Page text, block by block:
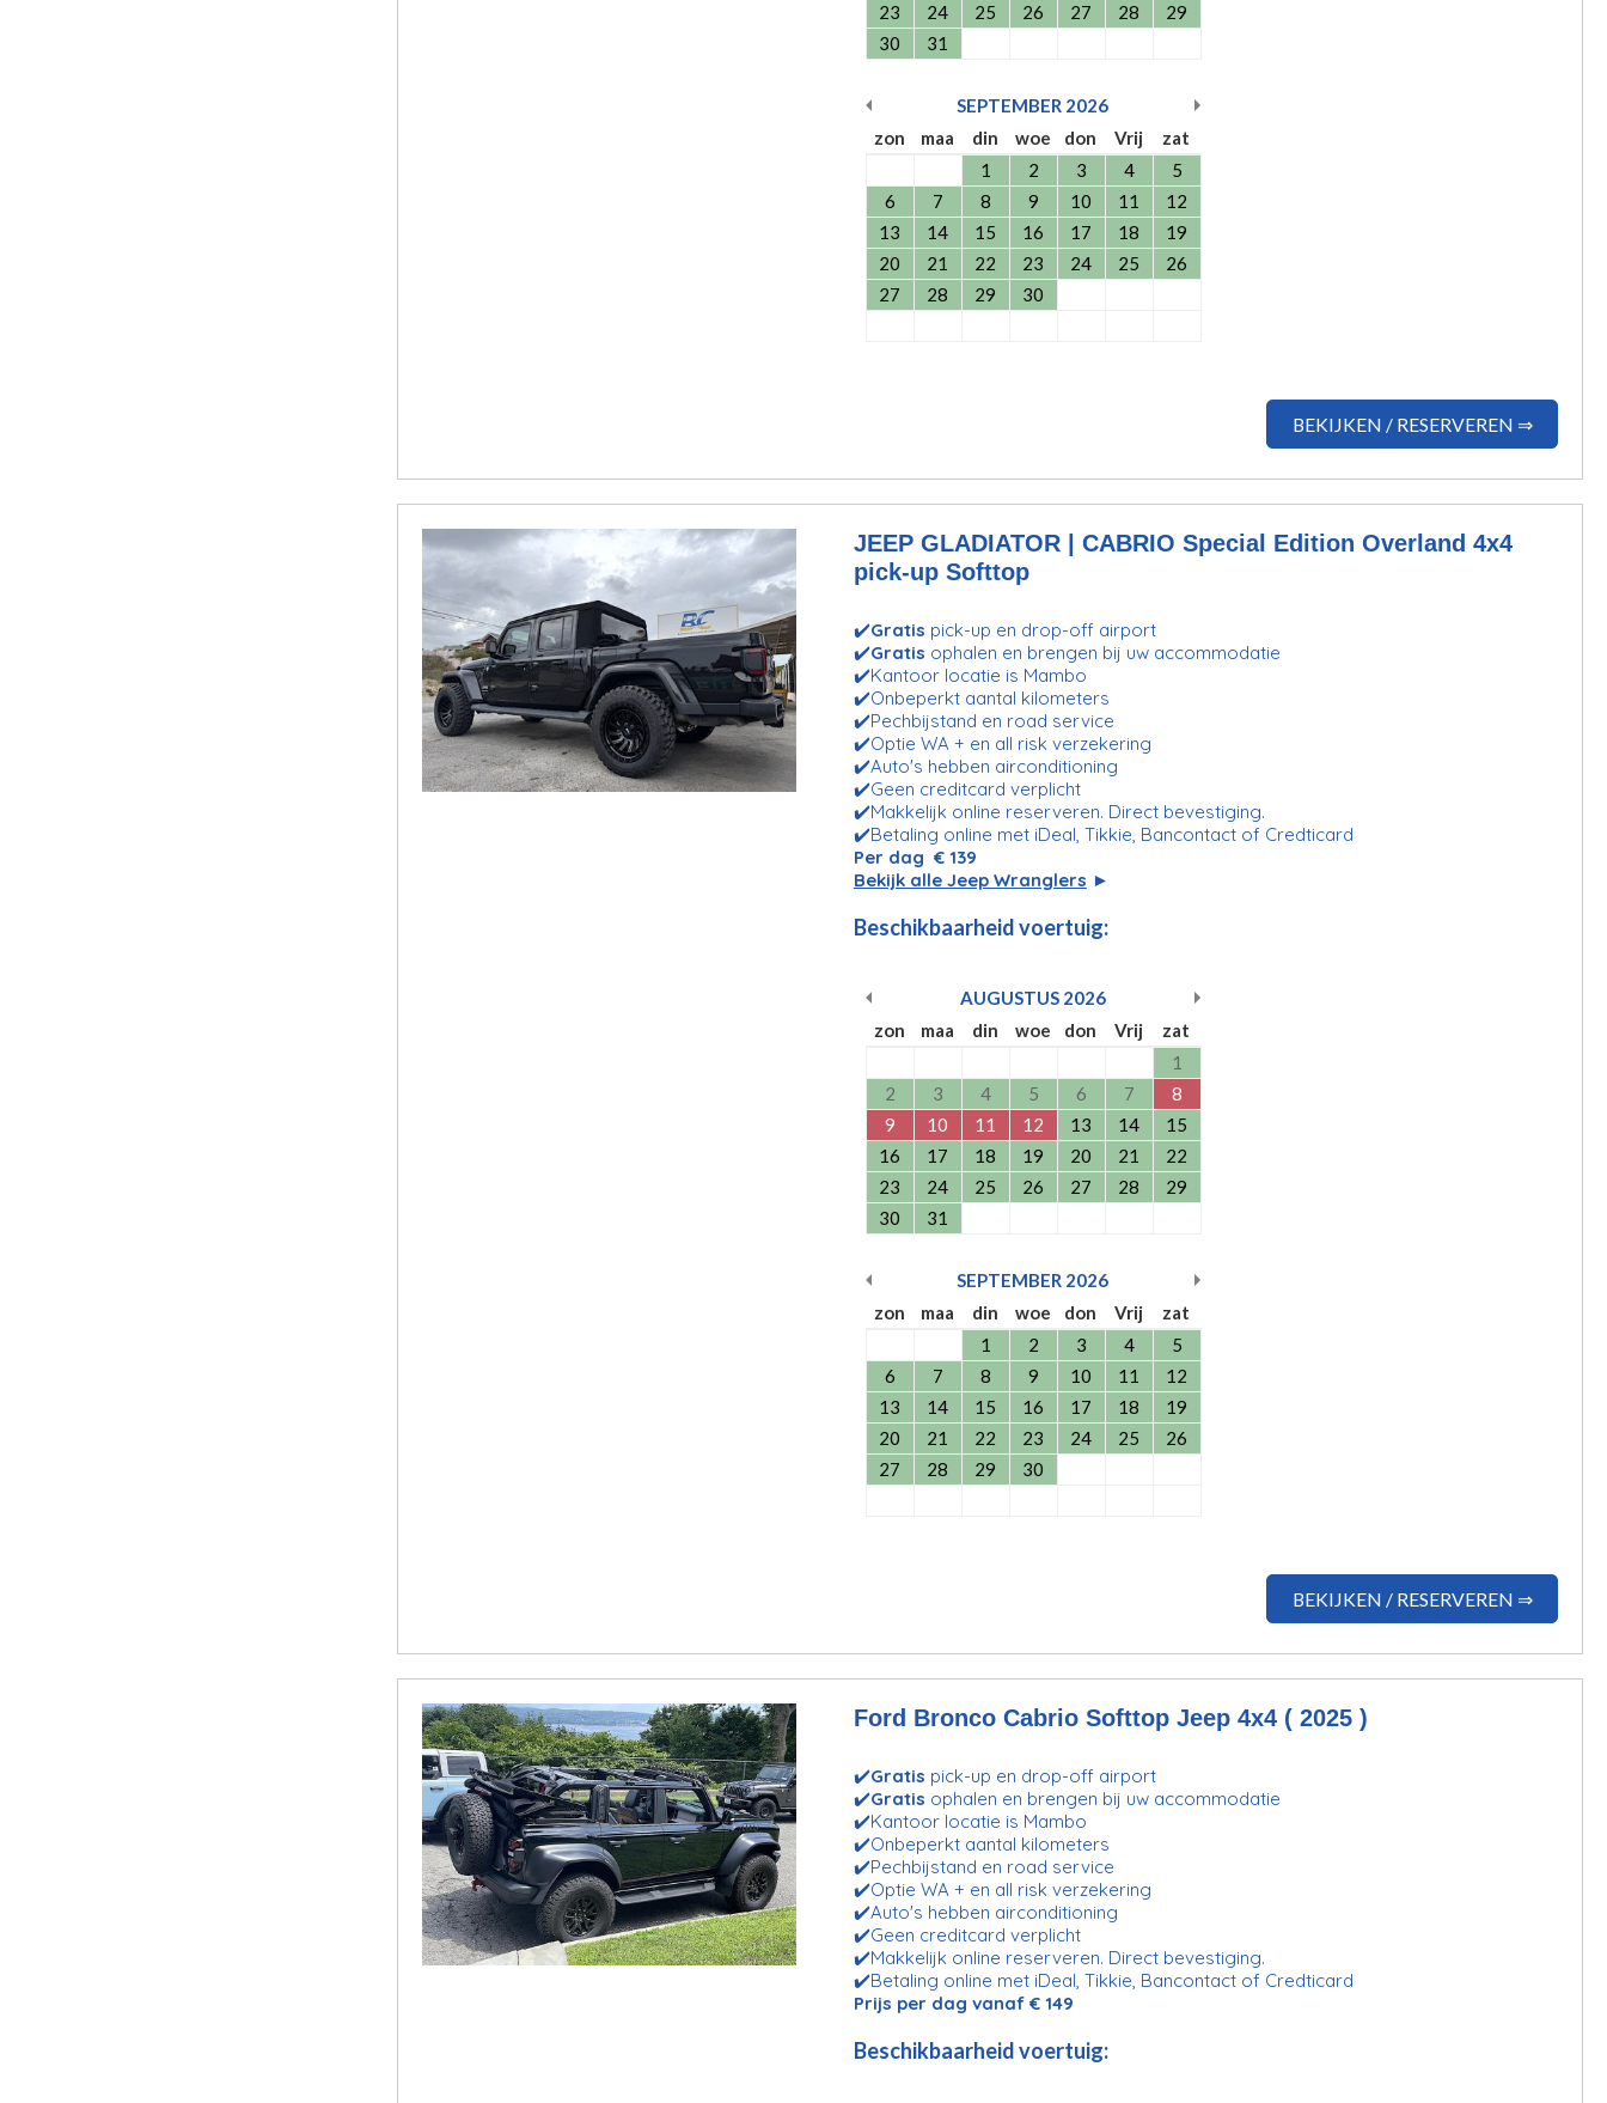
BEKIJKEN / RESERVEREN ⇒
23
24 25 26 27 28
29
30
31
SEPTEMBER 2026
zon
maa din woe don Vrij
zat
1
2 3 4
5
6
7 8 9 10 11
12
13
14 15 16 17 18
19
20
21 22 23 24 25
26
27
28 29 30
JEEP GLADIATOR | CABRIO Special Edition Overland 4x4
pick-up Softtop
✔️Gratis pick-up en drop-off airport
✔️Gratis ophalen en brengen bij uw accommodatie
✔️Kantoor locatie is Mambo
✔️Onbeperkt aantal kilometers
✔️Pechbijstand en road service
✔️Optie WA + en all risk verzekering
✔️Auto's hebben airconditioning
✔️Geen creditcard verplicht
✔️Makkelijk online reserveren. Direct bevestiging.
✔️Betaling online met iDeal, Tikkie, Bancontact of Credticard
Per dag € 139
Bekijk alle Jeep Wranglers ►
BEKIJKEN / RESERVEREN ⇒
Beschikbaarheid voertuig:
AUGUSTUS 2026
zon
maa din woe don Vrij
zat
1
2
3 4 5 6 7
8
9
10 11 12 13 14
15
16
17 18 19 20 21
22
23
24 25 26 27 28
29
30
31
SEPTEMBER 2026
zon
maa din woe don Vrij
zat
1
2 3 4
5
6
7 8 9 10 11
12
13
14 15 16 17 18
19
20
21 22 23 24 25
26
27
28 29 30
Ford Bronco Cabrio Softtop Jeep 4x4 ( 2025 )
✔️Gratis pick-up en drop-off airport
✔️Gratis ophalen en brengen bij uw accommodatie
✔️Kantoor locatie is Mambo
✔️Onbeperkt aantal kilometers
✔️Pechbijstand en road service
✔️Optie WA + en all risk verzekering
✔️Auto's hebben airconditioning
✔️Geen creditcard verplicht
✔️Makkelijk online reserveren. Direct bevestiging.
✔️Betaling online met iDeal, Tikkie, Bancontact of Credticard
Prijs per dag vanaf € 149
Beschikbaarheid voertuig: